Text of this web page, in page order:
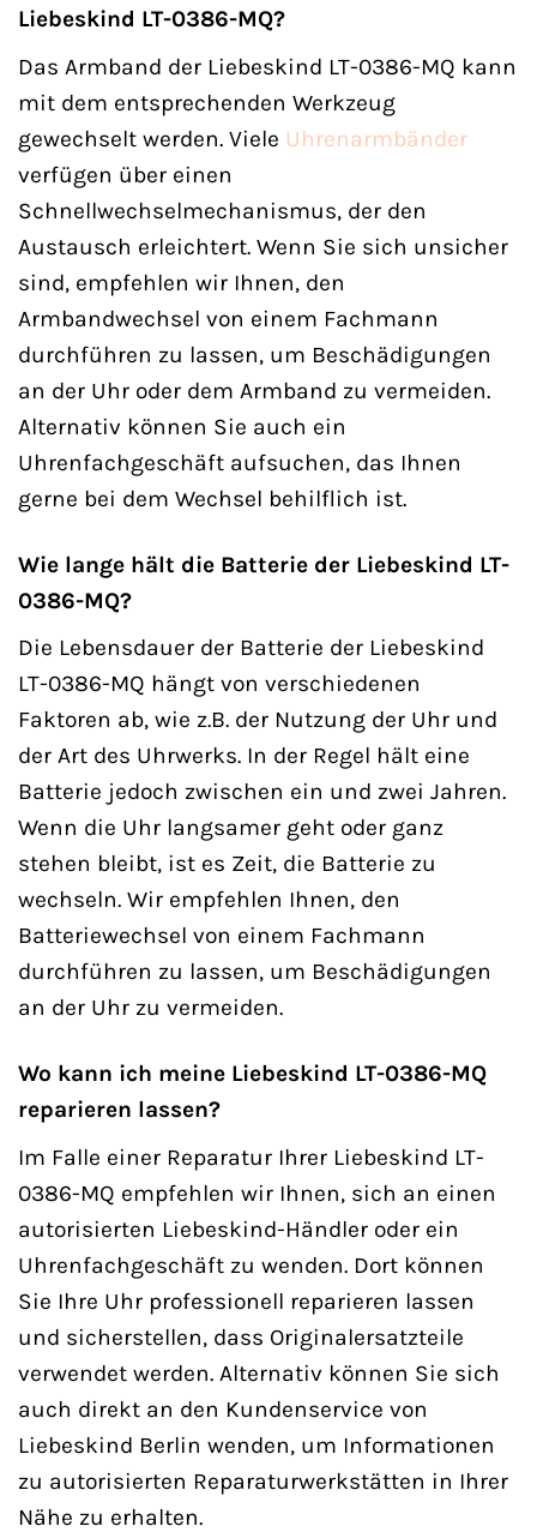
Liebeskind LT-0386-MQ?
Das Armband der Liebeskind LT-0386-MQ kann
mit dem entsprechenden Werkzeug
gewechselt werden. Viele Uhrenarmbänder
verfügen über einen
Schnellwechselmechanismus, der den
Austausch erleichtert. Wenn Sie sich unsicher
sind, empfehlen wir Ihnen, den
Armbandwechsel von einem Fachmann
durchführen zu lassen, um Beschädigungen
an der Uhr oder dem Armband zu vermeiden.
Alternativ können Sie auch ein
Uhrenfachgeschäft aufsuchen, das Ihnen
gerne bei dem Wechsel behilflich ist.
Wie lange hält die Batterie der Liebeskind LT-
0386-MQ?
Die Lebensdauer der Batterie der Liebeskind
LT-0386-MQ hängt von verschiedenen
Faktoren ab, wie z.B. der Nutzung der Uhr und
der Art des Uhrwerks. In der Regel hält eine
Batterie jedoch zwischen ein und zwei Jahren.
Wenn die Uhr langsamer geht oder ganz
stehen bleibt, ist es Zeit, die Batterie zu
wechseln. Wir empfehlen Ihnen, den
Batteriewechsel von einem Fachmann
durchführen zu lassen, um Beschädigungen
an der Uhr zu vermeiden.
Wo kann ich meine Liebeskind LT-0386-MQ
reparieren lassen?
Im Falle einer Reparatur Ihrer Liebeskind LT-
0386-MQ empfehlen wir Ihnen, sich an einen
autorisierten Liebeskind-Händler oder ein
Uhrenfachgeschäft zu wenden. Dort können
Sie Ihre Uhr professionell reparieren lassen
und sicherstellen, dass Originalersatzteile
verwendet werden. Alternativ können Sie sich
auch direkt an den Kundenservice von
Liebeskind Berlin wenden, um Informationen
zu autorisierten Reparaturwerkstätten in Ihrer
Nähe zu erhalten.